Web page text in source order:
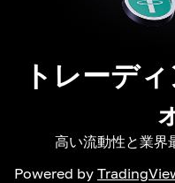
トレーデ
高い流動性と業界
Powered by